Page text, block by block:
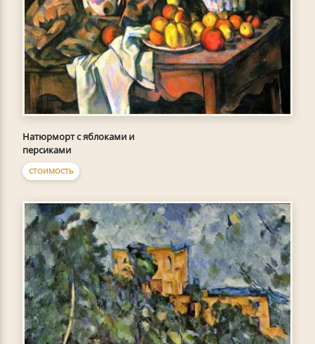
Натюрморт с яблоками и
персиками
СТОИМОСТЬ